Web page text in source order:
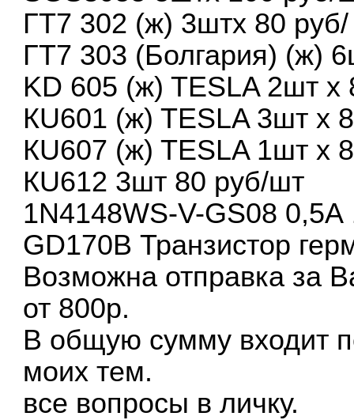
ГТ7 302 (ж) 3штх 80
ГТ7 303 (Болгария) (ж)
KD 605 (ж) TESLA 2шт х
КU601 (ж) TESLA 3шт х
КU607 (ж) TESLA 1шт х
КU612 3шт 80 руб/шт
1N4148WS-V-GS08
GD170B Транзистор
Возможна отправка за
от 800р.
В общую сумму входит
моих тем.
все вопросы в личку.